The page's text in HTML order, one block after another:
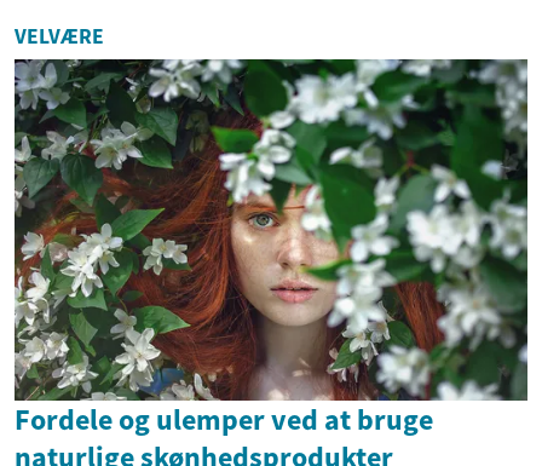
VELVÆRE
Fordele og ulemper ved at bruge
naturlige skønhedsprodukter